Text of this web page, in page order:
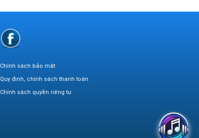
Chính sách bảo mật
Quy định, chính sách thanh toán
Chính sách quyền riêng tư